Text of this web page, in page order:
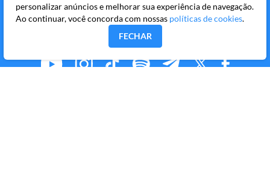
personalizar anúncios e melhorar sua experiência de navegação.
Ao continuar, você concorda com nossas políticas de cookies.
FECHAR